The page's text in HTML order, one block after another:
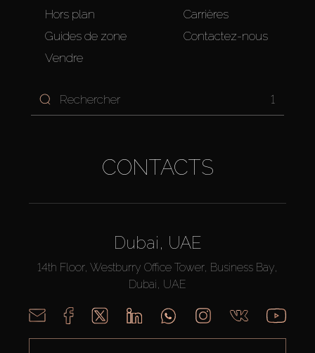
Hors plan
Guides de zone
Vendre
Carrières
Contactez-nous
1
CONTACTS
Dubai, UAE
14th Floor, Westburry Office Tower, Business Bay,
Dubai, UAE